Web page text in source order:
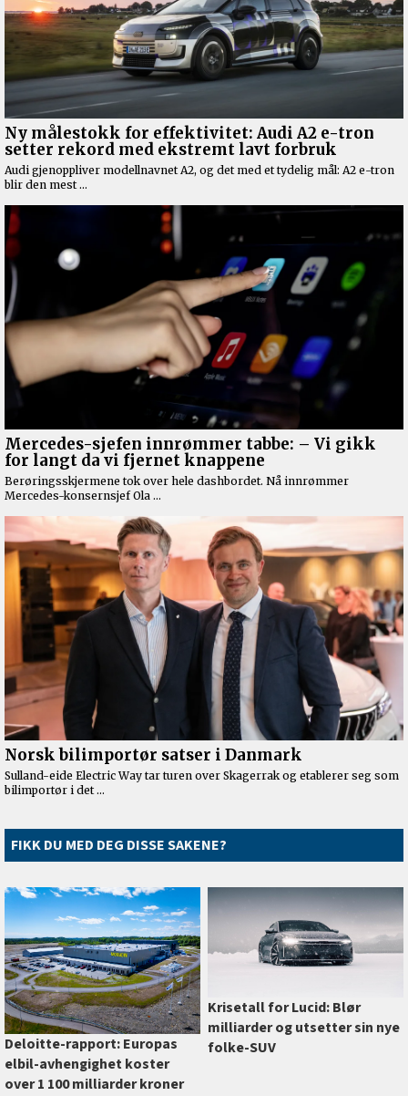
FIKK DU MED DEG DISSE SAKENE?
Deloitte-rapport: Europas
elbil-avhengighet koster
over 1 100 milliarder kroner
Krisetall for Lucid: Blør
milliarder og utsetter sin nye
folke-SUV